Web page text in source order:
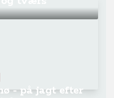
- på jagt efter